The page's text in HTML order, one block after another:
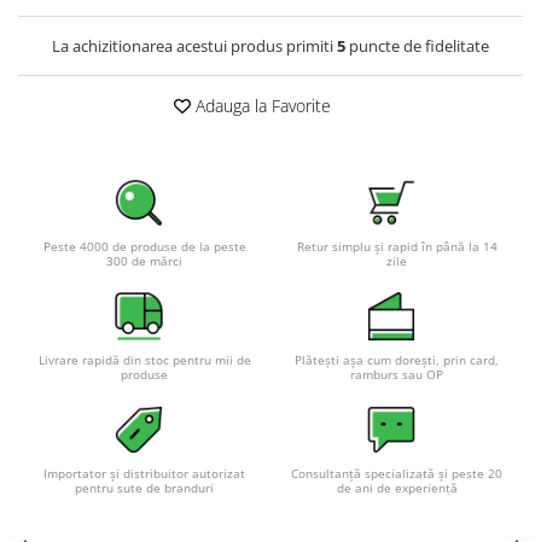
Sisteme de Stocare Comerciale
Sisteme fotovoltaice complete
Sisteme fotovoltaice de putere
mica (rulota/caravan/case de
Pachete sisteme fotovoltaice
Statii de incarcare vehicule
electrice
Statii de incarcare
Cabluri de incarcare vehicule
Prize de incarcare vehicule
Turbine eoliene pentru casă
Acumulatori VRLA AGM/GEL /
La achizitionarea acestui produs primiti5 puncte de fidelitate
Adauga la Favorite
Peste 4000 de produse de la peste
300 de mărci
Retur simplu și rapid în până la 14
zile
Livrare rapidă din stoc pentru mii de
produse
Plătești așa cum dorești, prin card,
ramburs sau OP
Importator și distribuitor autorizat
pentru sute de branduri
Consultanță specializată și peste 20
de ani de experiență